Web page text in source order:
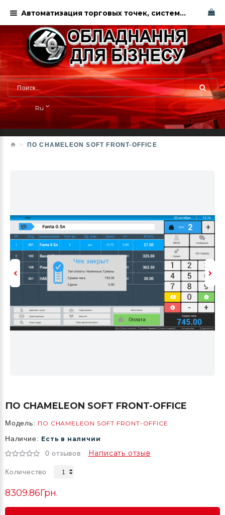
Ru
ПО CHAMELEON SOFT FRONT-OFFICE
ПО CHAMELEON SOFT FRONT-OFFICE
Модель: ПО CHAMELEON SOFT FRONT-OFFICE
Наличие: Есть в наличии
0 отзывов Написать отзыв
Количество
8309.86Грн.
Автоматизация торговых точек, системы учета, автоматизация торговли, мобильный официант,